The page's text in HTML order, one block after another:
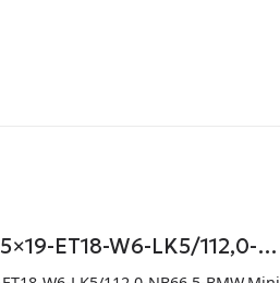
ET18-W6-LK5/112,0-…